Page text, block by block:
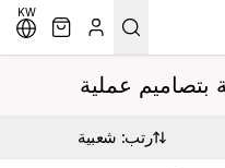
KW
عملية
رتب: شعبية